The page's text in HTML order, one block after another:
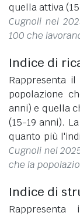
quella attiva
Cugnoli nel
100 che
Indice di
Rappresenta
popolazione
anni) e quella
(15-19 anni).
quanto più
Cugnoli nel
che la
Indice di